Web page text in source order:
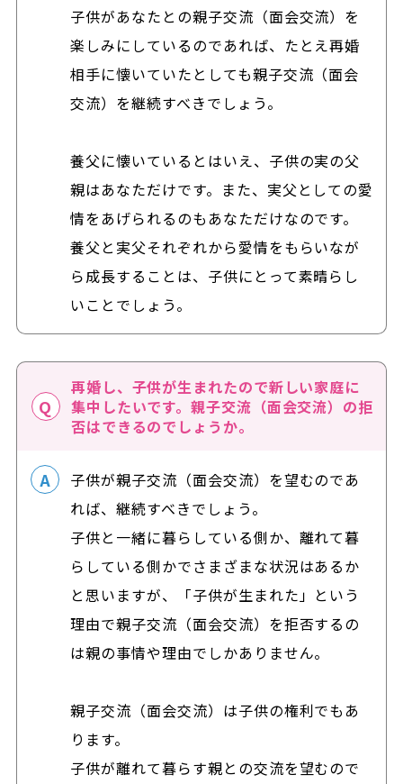
子供があなたとの親子交流（面会交流）を
楽しみにしているのであれば、たとえ再婚
相手に懐いていたとしても親子交流（面会
交流）を継続すべきでしょう。
養父に懐いているとはいえ、子供の実の父
親はあなただけです。また、実父としての愛
情をあげられるのもあなただけなのです。
養父と実父それぞれから愛情をもらいなが
ら成長することは、子供にとって素晴らし
いことでしょう。
再婚し、子供が生まれたので新しい家庭に
集中したいです。親子交流（面会交流）の拒
否はできるのでしょうか。
子供が親子交流（面会交流）を望むのであ
れば、継続すべきでしょう。
子供と一緒に暮らしている側か、離れて暮
らしている側かでさまざまな状況はあるか
と思いますが、「子供が生まれた」という
理由で親子交流（面会交流）を拒否するの
は親の事情や理由でしかありません。
親子交流（面会交流）は子供の権利でもあ
ります。
子供が離れて暮らす親との交流を望むので